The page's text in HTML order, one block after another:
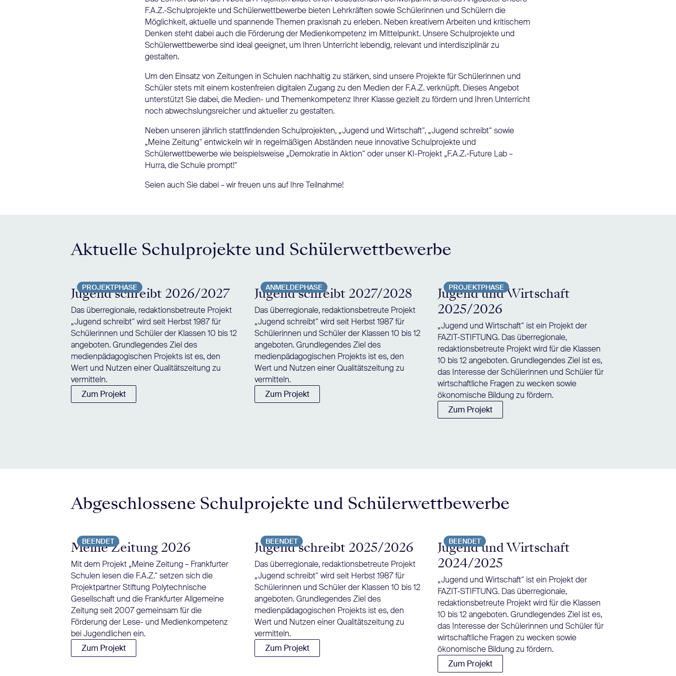
F.A.Z.-Schulprojekte und Schülerwettbewerbe bieten Lehrkräften sowie Schülerinnen und Schülern die
Möglichkeit, aktuelle und spannende Themen praxisnah zu erleben. Neben kreativem Arbeiten und kritischem
Denken steht dabei auch die Förderung der Medienkompetenz im Mittelpunkt. Unsere Schulprojekte und
Schülerwettbewerbe sind ideal geeignet, um Ihren Unterricht lebendig, relevant und interdisziplinär zu
gestalten.
Um den Einsatz von Zeitungen in Schulen nachhaltig zu stärken, sind unsere Projekte für Schülerinnen und
Schüler stets mit einem kostenfreien digitalen Zugang zu den Medien der F.A.Z. verknüpft. Dieses Angebot
unterstützt Sie dabei, die Medien- und Themenkompetenz Ihrer Klasse gezielt zu fördern und Ihren Unterricht
noch abwechslungsreicher und aktueller zu gestalten.
Neben unseren jährlich stattfindenden Schulprojekten, „Jugend und Wirtschaft“, „Jugend schreibt“ sowie
„Meine Zeitung“ entwickeln wir in regelmäßigen Abständen neue innovative Schulprojekte und
Schülerwettbewerbe wie beispielsweise „Demokratie in Aktion“ oder unser KI-Projekt „F.A.Z.-Future Lab –
Hurra, die Schule prompt!“
Seien auch Sie dabei – wir freuen uns auf Ihre Teilnahme!
Aktuelle Schulprojekte und Schülerwettbewerbe
PROJEKTPHASE
Jugend schreibt 2026/2027
Das überregionale, redaktionsbetreute Projekt
„Jugend schreibt“ wird seit Herbst 1987 für
Schülerinnen und Schüler der Klassen 10 bis 12
angeboten. Grundlegendes Ziel des
medienpädagogischen Projekts ist es, den
Wert und Nutzen einer Qualitätszeitung zu
vermitteln.
Zum Projekt
ANMELDEPHASE
Jugend schreibt 2027/2028
Das überregionale, redaktionsbetreute Projekt
„Jugend schreibt“ wird seit Herbst 1987 für
Schülerinnen und Schüler der Klassen 10 bis 12
angeboten. Grundlegendes Ziel des
medienpädagogischen Projekts ist es, den
Wert und Nutzen einer Qualitätszeitung zu
vermitteln.
Zum Projekt
PROJEKTPHASE
Jugend und Wirtschaft
2025/2026
„Jugend und Wirtschaft“ ist ein Projekt der
FAZIT-STIFTUNG. Das überregionale,
redaktionsbetreute Projekt wird für die Klassen
10 bis 12 angeboten. Grundlegendes Ziel ist es,
das Interesse der Schülerinnen und Schüler für
wirtschaftliche Fragen zu wecken sowie
ökonomische Bildung zu fördern.
Zum Projekt
Abgeschlossene Schulprojekte und Schülerwettbewerbe
BEENDET
Meine Zeitung 2026
Mit dem Projekt „Meine Zeitung – Frankfurter
Schulen lesen die F.A.Z.“ setzen sich die
Projektpartner Stiftung Polytechnische
Gesellschaft und die Frankfurter Allgemeine
Zeitung seit 2007 gemeinsam für die
Förderung der Lese- und Medienkompetenz
bei Jugendlichen ein.
Zum Projekt
BEENDET
Jugend schreibt 2025/2026
Das überregionale, redaktionsbetreute Projekt
„Jugend schreibt“ wird seit Herbst 1987 für
Schülerinnen und Schüler der Klassen 10 bis 12
angeboten. Grundlegendes Ziel des
medienpädagogischen Projekts ist es, den
Wert und Nutzen einer Qualitätszeitung zu
vermitteln.
Zum Projekt
BEENDET
Jugend und Wirtschaft
2024/2025
„Jugend und Wirtschaft“ ist ein Projekt der
FAZIT-STIFTUNG. Das überregionale,
redaktionsbetreute Projekt wird für die Klassen
10 bis 12 angeboten. Grundlegendes Ziel ist es,
das Interesse der Schülerinnen und Schüler für
wirtschaftliche Fragen zu wecken sowie
ökonomische Bildung zu fördern.
Zum Projekt